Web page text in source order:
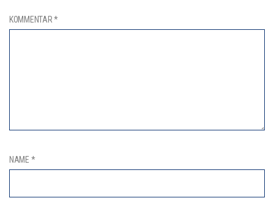
KOMMENTAR*
NAME *